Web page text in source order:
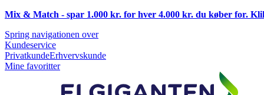
Mix & Match - spar 1.000 kr. for hver 4.000 kr. du køber for.
Spring navigationen over
Kundeservice
PrivatkundeErhvervskunde
Mine favoritter